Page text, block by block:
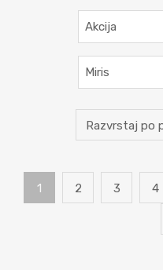
Akcija
Miris
1 2 3 4